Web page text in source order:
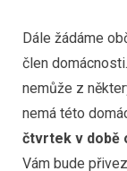
Dále žádáme
člen
nemůže z
nemá této
čtvrtek v době
Vám bude